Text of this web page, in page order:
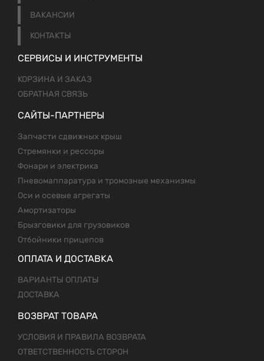
ВАКАНСИИ
КОНТАКТЫ
СЕРВИСЫ И ИНСТРУМЕНТЫ
КОРЗИНА И ЗАКАЗ
ОБРАТНАЯ СВЯЗЬ
САЙТЫ-ПАРТНЕРЫ
Запчасти сдвижных крыш
Стремянки и рессоры
Фонари и электрика
Пневомаппаратура и тромозные механизмы
Оси и осевые агрегаты
Амортизаторы
Брызговики для грузовиков
Отбойники прицепов
ОПЛАТА И ДОСТАВКА
ВАРИАНТЫ ОПЛАТЫ
ДОСТАВКА
ВОЗВРАТ ТОВАРА
УСЛОВИЯ И ПРАВИЛА ВОЗВРАТА
ОТВЕТСТВЕННОСТЬ СТОРОН